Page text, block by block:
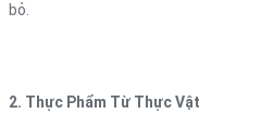
bỏ.
2. Thực Phẩm Từ Thực Vật